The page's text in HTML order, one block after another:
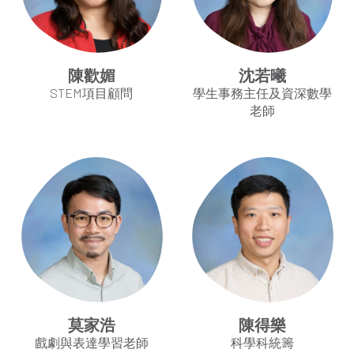
陳歡媚
STEM項目顧問
沈若曦
學生事務主任及資深數學
老師
莫家浩
戲劇與表達學習老師
陳得樂
科學科統籌